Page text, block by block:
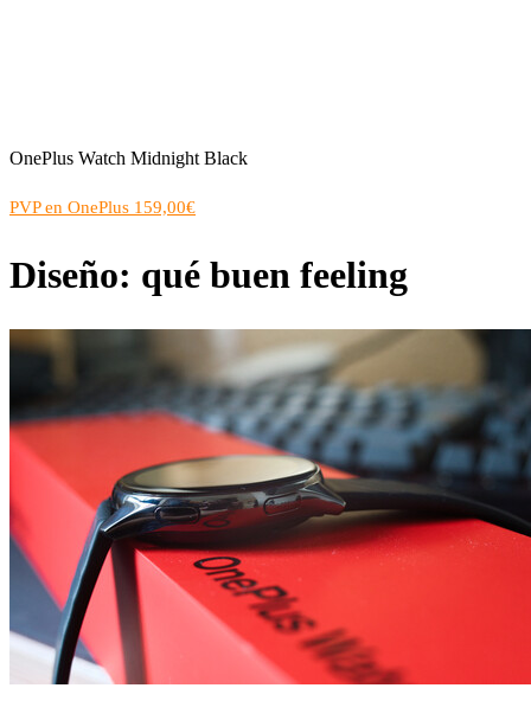
OnePlus Watch Midnight Black
PVP en OnePlus 159,00€
Diseño: qué buen feeling